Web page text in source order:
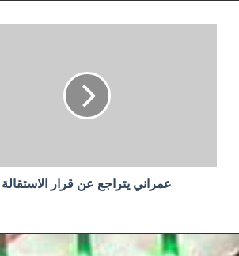
عمراني يتراجع عن قرار الاستقالة